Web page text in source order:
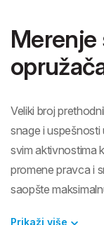
Protokol
između 8 i 12
povećava
konstantan
Podaci koji se
Maksimalna
Maksimalna
Merenje
Veliki broj
snage i uspešnosti
svim aktivnostima
promene pravca i
saopšte
Prikaži više